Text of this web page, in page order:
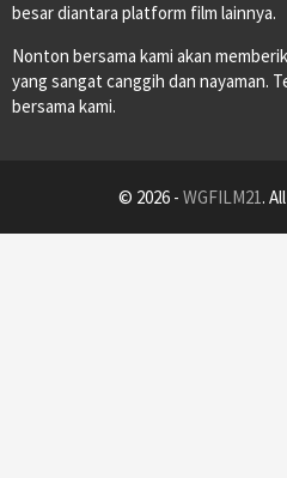
besar diantara platform film lainnya.
Nonton bersama kami akan
yang sangat canggih dan nayaman.
bersama kami.
© 2026 - WGFILM21.